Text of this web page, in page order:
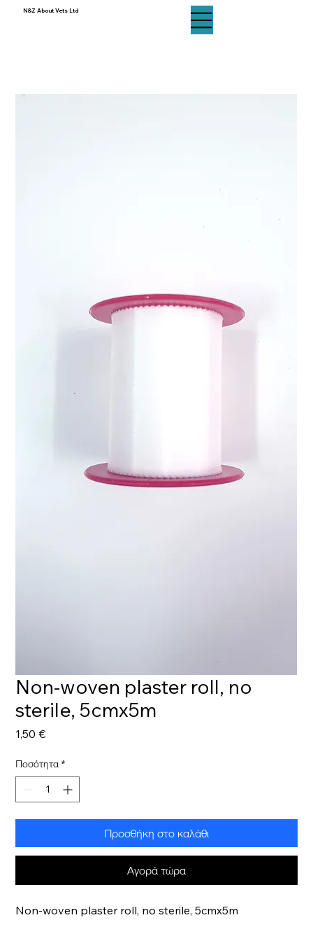
N&Z About Vets Ltd
Non-woven plaster roll, no
sterile, 5cmx5m
1,50 €Τιμή
Ποσότητα *
Προσθήκη στο καλάθι
Αγορά τώρα
Non-woven plaster roll, no sterile, 5cmx5m